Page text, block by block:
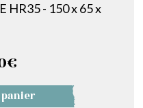
HR35 - 150 x 65 x
€